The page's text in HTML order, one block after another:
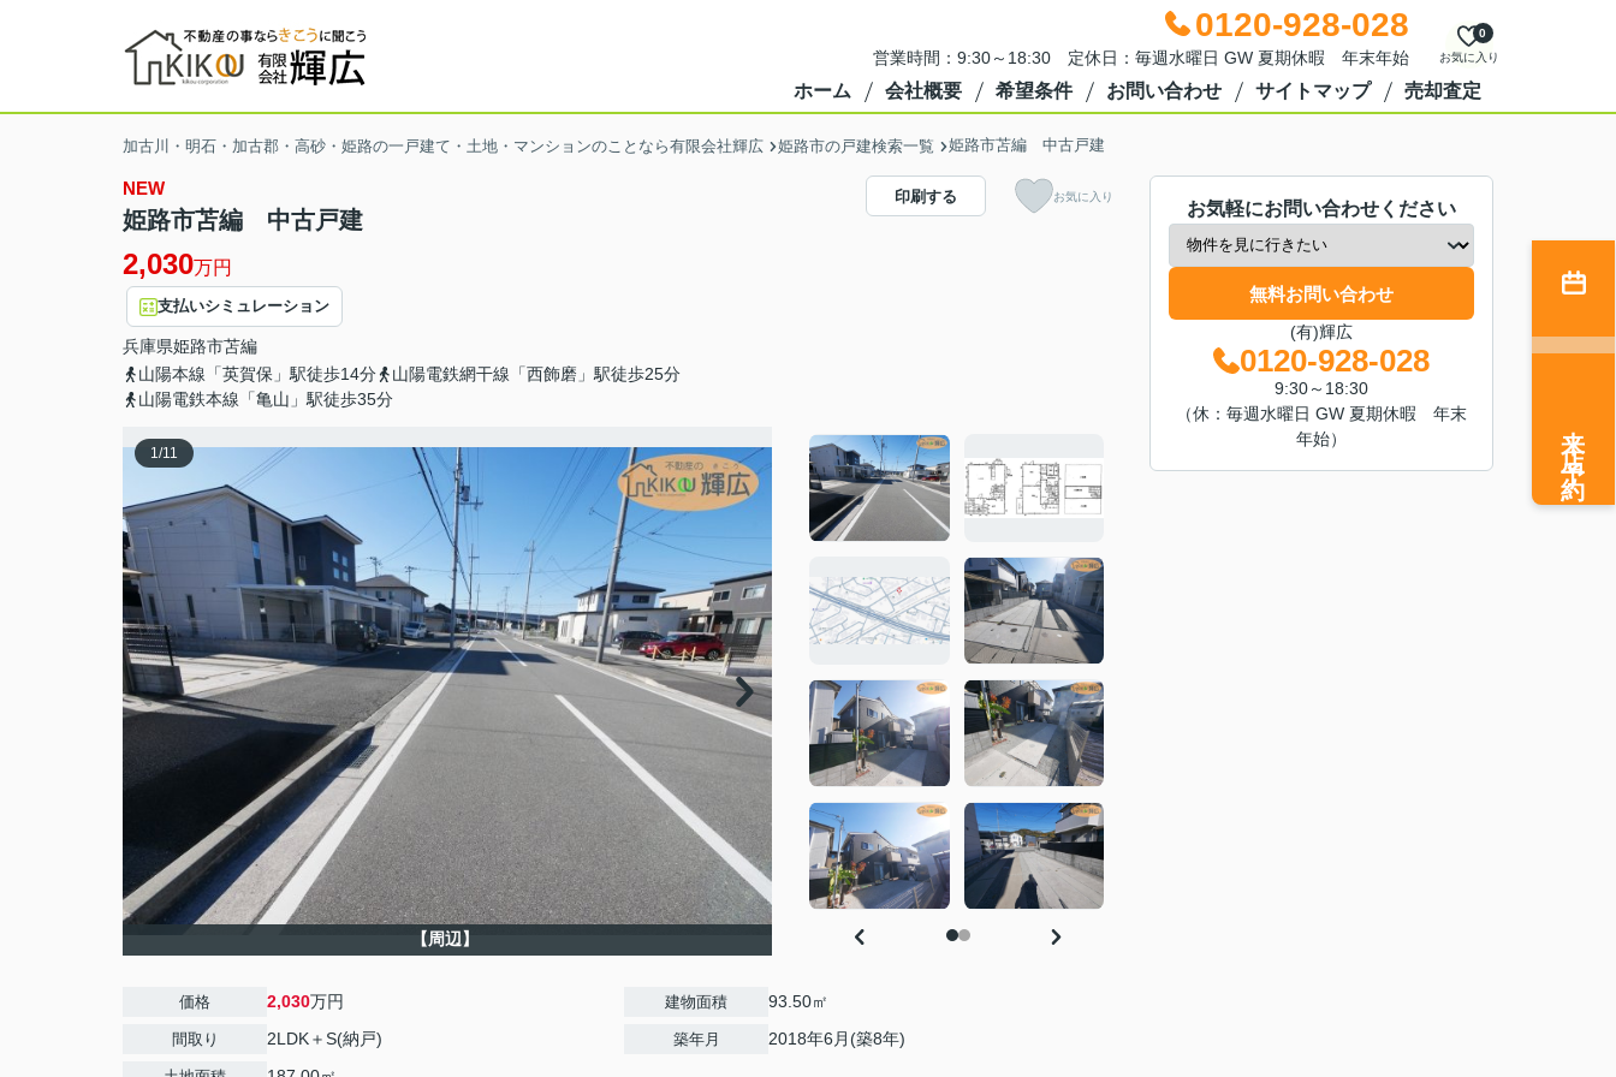
0120-928-028
営業時間：9:30～18:30 定休日：毎週水曜日 GW 夏期休暇 年末年始 お気に入り
0
ホーム 会社概要 希望条件 お問い合わせ サイトマップ 売却査定
加古川・明石・加古郡・高砂・姫路の一戸建て・土地・マンションのことなら有限会社輝広 姫路市の戸建検索一覧 姫路市苫編 中古戸建
NEW
姫路市苫編 中古戸建
2,030万円
支払いシミュレーション
兵庫県姫路市苫編
山陽本線「英賀保」駅徒歩14分
山陽電鉄網干線「西飾磨」駅徒歩25分
山陽電鉄本線「亀山」駅徒歩35分
印刷する お気に入り
1/11
【周辺】
価格 2,030万円
間取り 2LDK＋S(納戸)
建物面積 93.50㎡
築年月 2018年6月(築8年)
お気軽にお問い合わせください
無料お問い合わせ
(有)輝広
0120-928-028
9:30～18:30
（休：毎週水曜日 GW 夏期休暇 年末
年始）
来店予約